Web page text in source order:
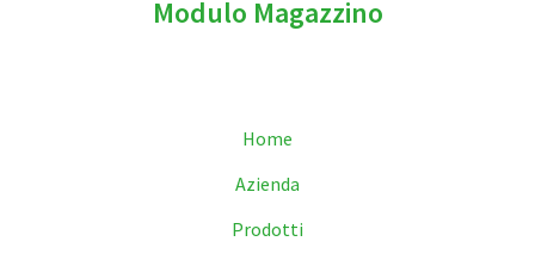
Modulo Magazzino
Home
Azienda
Prodotti